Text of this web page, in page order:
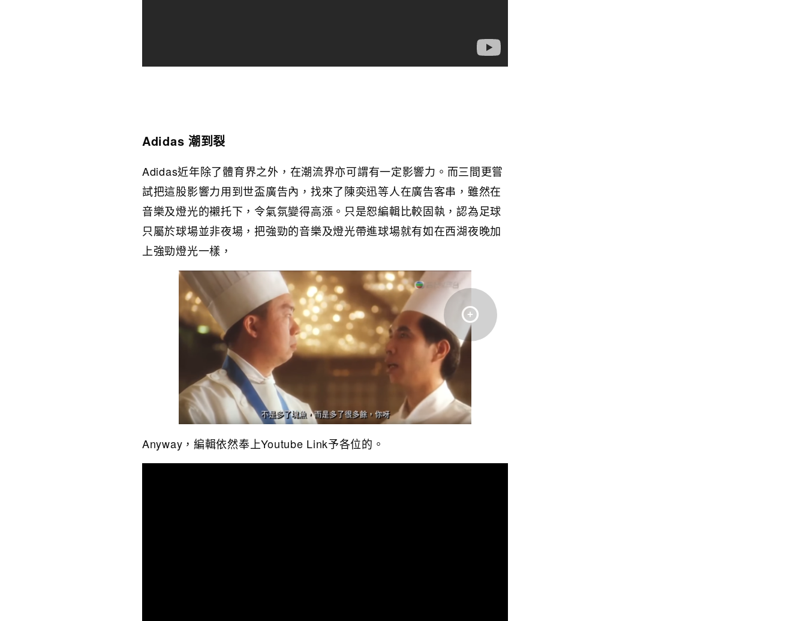
Adidas 潮到裂
Adidas近年除了體育界之外，在潮流界亦可謂有一定影響力。而三間更嘗
試把這股影響力用到世盃廣告內，找來了陳奕迅等人在廣告客串，雖然在
音樂及燈光的襯托下，令氣氛變得高漲。只是恕編輯比較固執，認為足球
只屬於球場並非夜場，把強勁的音樂及燈光帶進球場就有如在西湖夜晚加
上強勁燈光一樣，
Anyway，編輯依然奉上Youtube Link予各位的。